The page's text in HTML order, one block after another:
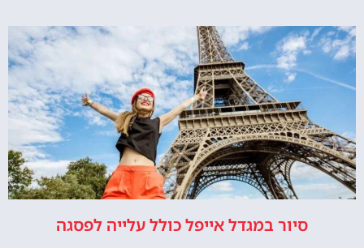
סיור במגדל אייפל כולל עלייה לפסגה